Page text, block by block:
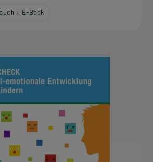
+ E-Book